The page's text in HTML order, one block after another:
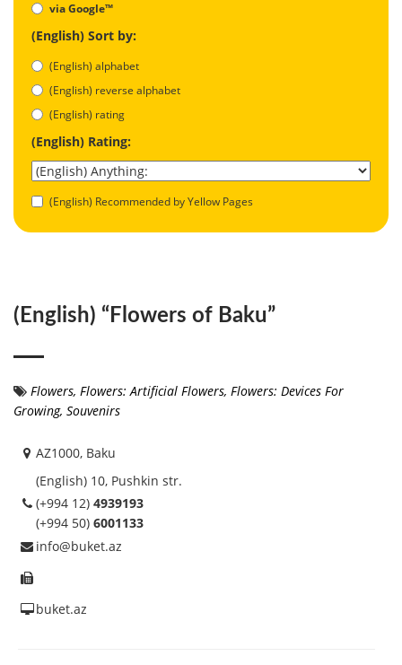
via Google™
(English) Sort by:
(English) alphabet
(English) reverse alphabet
(English) rating
(English) Rating:
(English) Recommended by Yellow Pages
(English) “Flowers of Baku”
Flowers, Flowers: Artificial Flowers, Flowers: Devices For
Growing, Souvenirs
AZ1000, Baku
(English) 10, Pushkin str.
(+994 12) 4939193
(+994 50) 6001133
info@buket.az
buket.az